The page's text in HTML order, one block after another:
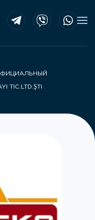
TIC.LTD.ŞTI